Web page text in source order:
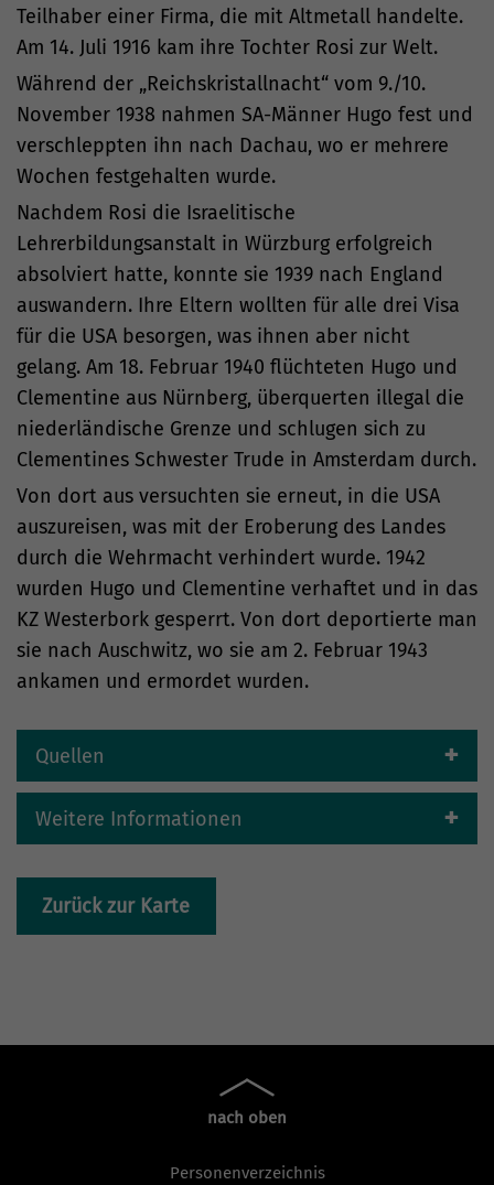
Teilhaber einer Firma, die mit Altmetall handelte.
Am 14. Juli 1916 kam ihre Tochter Rosi zur Welt.
Während der „Reichskristallnacht“ vom 9./10.
November 1938 nahmen SA-Männer Hugo fest und
verschleppten ihn nach Dachau, wo er mehrere
Wochen festgehalten wurde.
Nachdem Rosi die Israelitische
Lehrerbildungsanstalt in Würzburg erfolgreich
absolviert hatte, konnte sie 1939 nach England
auswandern. Ihre Eltern wollten für alle drei Visa
für die USA besorgen, was ihnen aber nicht
gelang. Am 18. Februar 1940 flüchteten Hugo und
Clementine aus Nürnberg, überquerten illegal die
niederländische Grenze und schlugen sich zu
Clementines Schwester Trude in Amsterdam durch.
Von dort aus versuchten sie erneut, in die USA
auszureisen, was mit der Eroberung des Landes
durch die Wehrmacht verhindert wurde. 1942
wurden Hugo und Clementine verhaftet und in das
KZ Westerbork gesperrt. Von dort deportierte man
sie nach Auschwitz, wo sie am 2. Februar 1943
ankamen und ermordet wurden.
Quellen
Weitere Informationen
Zurück zur Karte
nach oben
Personenverzeichnis